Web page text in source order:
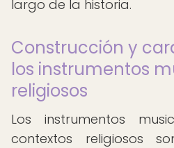
largo de la historia.
Construcción y
los instrumentos
religiosos
Los instrumentos
contextos religiosos